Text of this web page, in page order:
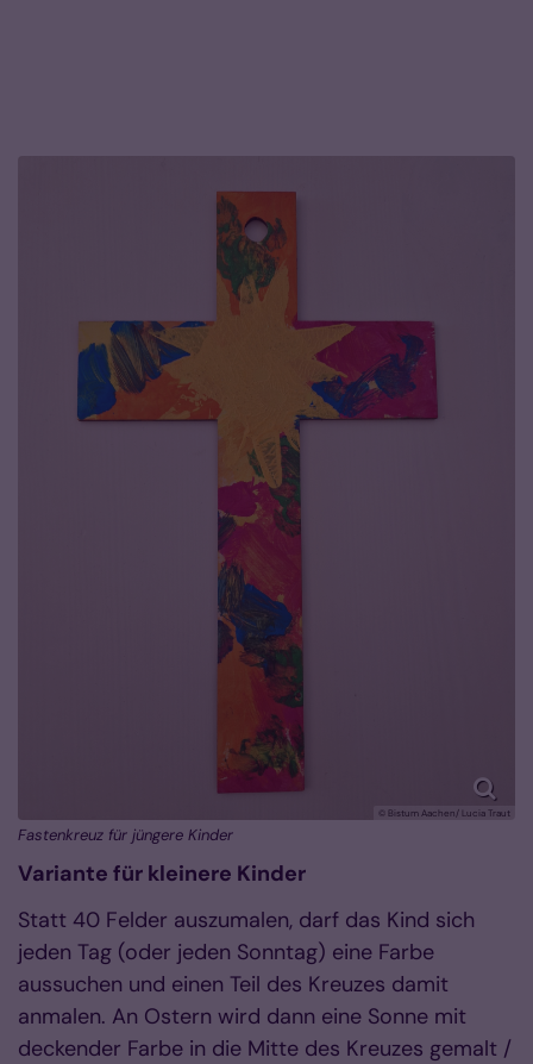
© Bistum Aachen/ Lucia Traut
Fastenkreuz für jüngere Kinder
Variante für kleinere Kinder
Statt 40 Felder auszumalen, darf das Kind sich
jeden Tag (oder jeden Sonntag) eine Farbe
aussuchen und einen Teil des Kreuzes damit
anmalen. An Ostern wird dann eine Sonne mit
deckender Farbe in die Mitte des Kreuzes gemalt /